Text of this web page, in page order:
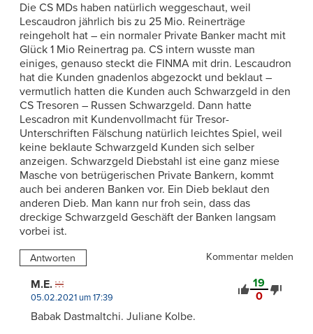
Die CS MDs haben natürlich weggeschaut, weil
Lescaudron jährlich bis zu 25 Mio. Reinerträge
reingeholt hat – ein normaler Private Banker macht mit
Glück 1 Mio Reinertrag pa. CS intern wusste man
einiges, genauso steckt die FINMA mit drin. Lescaudron
hat die Kunden gnadenlos abgezockt und beklaut –
vermutlich hatten die Kunden auch Schwarzgeld in den
CS Tresoren – Russen Schwarzgeld. Dann hatte
Lescadron mit Kundenvollmacht für Tresor-
Unterschriften Fälschung natürlich leichtes Spiel, weil
keine beklaute Schwarzgeld Kunden sich selber
anzeigen. Schwarzgeld Diebstahl ist eine ganz miese
Masche von betrügerischen Private Bankern, kommt
auch bei anderen Banken vor. Ein Dieb beklaut den
anderen Dieb. Man kann nur froh sein, dass das
dreckige Schwarzgeld Geschäft der Banken langsam
vorbei ist.
Antworten Kommentar melden
19
0
M.E.
05.02.2021 um 17:39
Babak Dastmaltchi. Juliane Kolbe.